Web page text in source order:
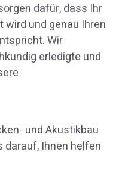
dafür, dass Ihr
und genau Ihren
Wir
erledigte und
und Akustikbau
darauf, Ihnen helfen